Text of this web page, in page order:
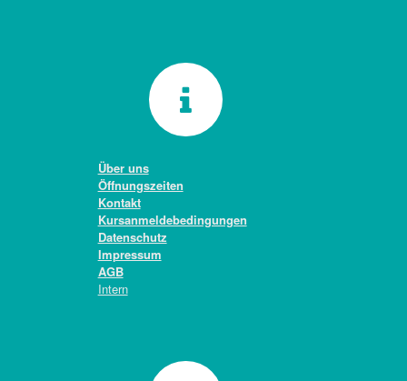
Über uns
Öffnungszeiten
Kontakt
Kursanmeldebedingungen
Datenschutz
Impressum
AGB
Intern